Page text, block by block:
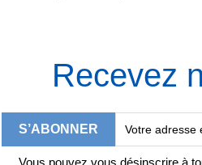
Recevez
Vous pouvez vous désinscrire à